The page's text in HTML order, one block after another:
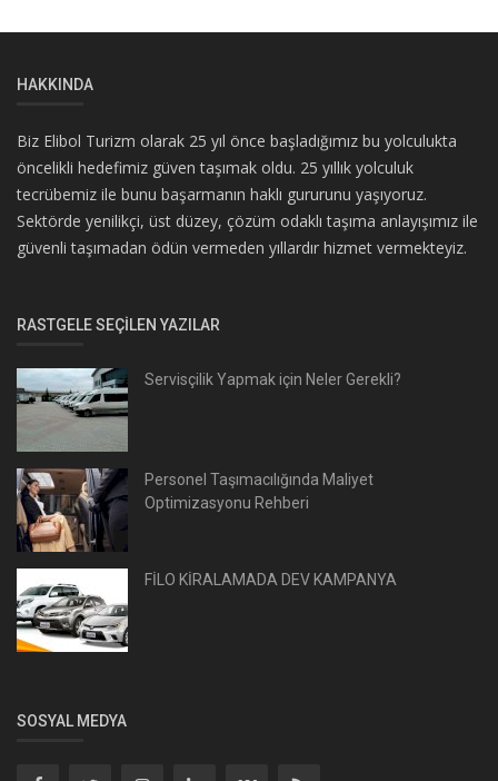
HAKKINDA
Biz Elibol Turizm olarak 25 yıl önce başladığımız bu yolculukta
öncelikli hedefimiz güven taşımak oldu. 25 yıllık yolculuk
tecrübemiz ile bunu başarmanın haklı gururunu yaşıyoruz.
Sektörde yenilikçi, üst düzey, çözüm odaklı taşıma anlayışımız ile
güvenli taşımadan ödün vermeden yıllardır hizmet vermekteyiz.
RASTGELE SEÇILEN YAZILAR
Servisçilik Yapmak için Neler Gerekli?
Personel Taşımacılığında Maliyet
Optimizasyonu Rehberi
FİLO KİRALAMADA DEV KAMPANYA
SOSYAL MEDYA